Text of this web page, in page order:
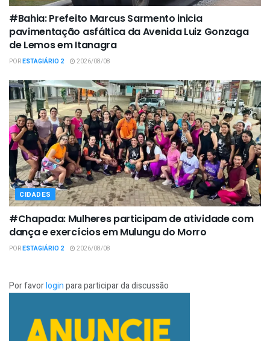
#Bahia: Prefeito Marcus Sarmento inicia
pavimentação asfáltica da Avenida Luiz Gonzaga
de Lemos em Itanagra
PORESTAGIÁRIO 2 2026/08/08
CIDADES
#Chapada: Mulheres participam de atividade com
dança e exercícios em Mulungu do Morro
PORESTAGIÁRIO 2 2026/08/08
Por favorloginpara participar da discussão